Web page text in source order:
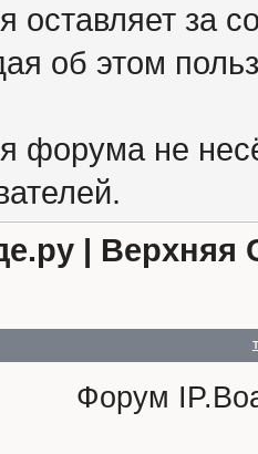
оставляет за
об этом
форума не
| Верхняя
Форум